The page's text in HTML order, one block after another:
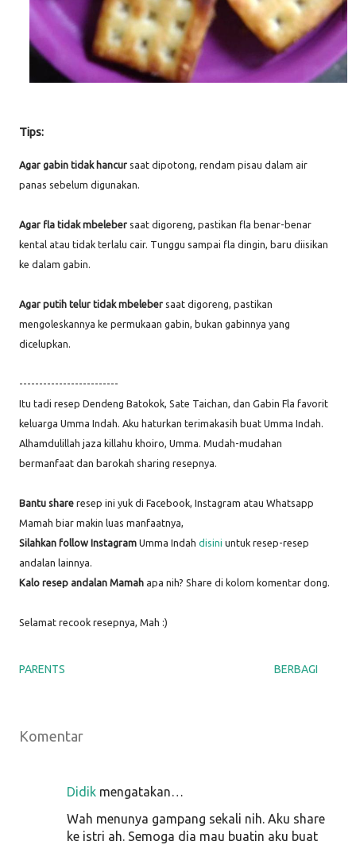
Tips:
Agar gabin tidak hancur saat dipotong, rendam pisau dalam air
panas sebelum digunakan.
Agar fla tidak mbeleber saat digoreng, pastikan fla benar-benar
kental atau tidak terlalu cair. Tunggu sampai fla dingin, baru diisikan
ke dalam gabin.
Agar putih telur tidak mbeleber saat digoreng, pastikan
mengoleskannya ke permukaan gabin, bukan gabinnya yang
dicelupkan.
-------------------------
Itu tadi resep Dendeng Batokok, Sate Taichan, dan Gabin Fla favorit
keluarga Umma Indah. Aku haturkan terimakasih buat Umma Indah.
Alhamdulillah jaza killahu khoiro, Umma. Mudah-mudahan
bermanfaat dan barokah sharing resepnya.
Bantu share resep ini yuk di Facebook, Instagram atau Whatsapp
Mamah biar makin luas manfaatnya,
Silahkan follow Instagram Umma Indah disini untuk resep-resep
andalan lainnya.
Kalo resep andalan Mamah apa nih? Share di kolom komentar dong.
Selamat recook resepnya, Mah :)
PARENTS BERBAGI
Komentar
Didik mengatakan…
Wah menunya gampang sekali nih. Aku share
ke istri ah. Semoga dia mau buatin aku buat